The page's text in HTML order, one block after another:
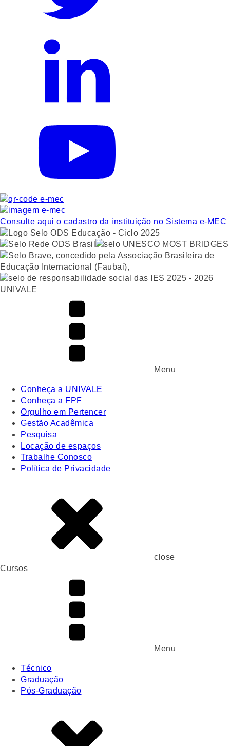
Consulte aqui o cadastro da instituição no Sistema e-MEC
UNIVALE
Menu
Conheça a UNIVALE
Conheça a FPF
Orgulho em Pertencer
Gestão Acadêmica
Pesquisa
Locação de espaços
Trabalhe Conosco
Política de Privacidade
close
Cursos
Menu
Técnico
Graduação
Pós-Graduação